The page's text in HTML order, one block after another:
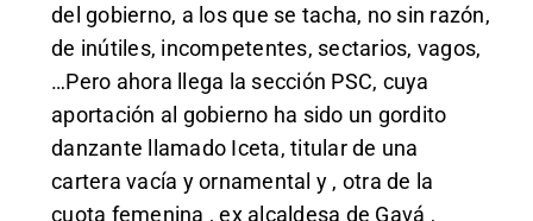
del gobierno, a los que se tacha, no sin razón,
de inútiles, incompetentes, sectarios, vagos,
…Pero ahora llega la sección PSC, cuya
aportación al gobierno ha sido un gordito
danzante llamado Iceta, titular de una
cartera vacía y ornamental y , otra de la
cuota femenina , ex alcaldesa de Gavá ,